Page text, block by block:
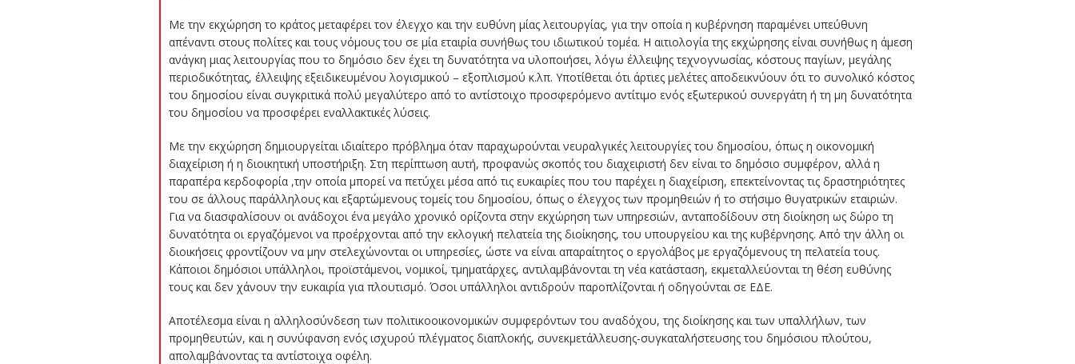
Με την εκχώρηση το κράτος μεταφέρει τον έλεγχο και την ευθύνη μίας λειτουργίας, για την οποία η κυβέρνηση παραμένει υπεύθυνη
απέναντι στους πολίτες και τους νόμους του σε μία εταιρία συνήθως του ιδιωτικού τομέα. Η αιτιολογία της εκχώρησης είναι συνήθως η άμεση
ανάγκη μιας λειτουργίας που το δημόσιο δεν έχει τη δυνατότητα να υλοποιήσει, λόγω έλλειψης τεχνογνωσίας, κόστους παγίων, μεγάλης
περιοδικότητας, έλλειψης εξειδικευμένου λογισμικού – εξοπλισμού κ.λπ. Υποτίθεται ότι άρτιες μελέτες αποδεικνύουν ότι το συνολικό κόστος
του δημοσίου είναι συγκριτικά πολύ μεγαλύτερο από το αντίστοιχο προσφερόμενο αντίτιμο ενός εξωτερικού συνεργάτη ή τη μη δυνατότητα
του δημοσίου να προσφέρει εναλλακτικές λύσεις.
Με την εκχώρηση δημιουργείται ιδιαίτερο πρόβλημα όταν παραχωρούνται νευραλγικές λειτουργίες του δημοσίου, όπως η οικονομική
διαχείριση ή η διοικητική υποστήριξη. Στη περίπτωση αυτή, προφανώς σκοπός του διαχειριστή δεν είναι το δημόσιο συμφέρον, αλλά η
παραπέρα κερδοφορία ,την οποία μπορεί να πετύχει μέσα από τις ευκαιρίες που του παρέχει η διαχείριση, επεκτείνοντας τις δραστηριότητες
του σε άλλους παράλληλους και εξαρτώμενους τομείς του δημοσίου, όπως ο έλεγχος των προμηθειών ή το στήσιμο θυγατρικών εταιριών.
Για να διασφαλίσουν οι ανάδοχοι ένα μεγάλο χρονικό ορίζοντα στην εκχώρηση των υπηρεσιών, ανταποδίδουν στη διοίκηση ως δώρο τη
δυνατότητα οι εργαζόμενοι να προέρχονται από την εκλογική πελατεία της διοίκησης, του υπουργείου και της κυβέρνησης. Από την άλλη οι
διοικήσεις φροντίζουν να μην στελεχώνονται οι υπηρεσίες, ώστε να είναι απαραίτητος ο εργολάβος με εργαζόμενους τη πελατεία τους.
Κάποιοι δημόσιοι υπάλληλοι, προϊστάμενοι, νομικοί, τμηματάρχες, αντιλαμβάνονται τη νέα κατάσταση, εκμεταλλεύονται τη θέση ευθύνης
τους και δεν χάνουν την ευκαιρία για πλουτισμό. Όσοι υπάλληλοι αντιδρούν παροπλίζονται ή οδηγούνται σε ΕΔΕ.
Αποτέλεσμα είναι η αλληλοσύνδεση των πολιτικοοικονομικών συμφερόντων του αναδόχου, της διοίκησης και των υπαλλήλων, των
προμηθευτών, και η συνύφανση ενός ισχυρού πλέγματος διαπλοκής, συνεκμετάλλευσης-συγκαταλήστευσης του δημόσιου πλούτου,
απολαμβάνοντας τα αντίστοιχα οφέλη.